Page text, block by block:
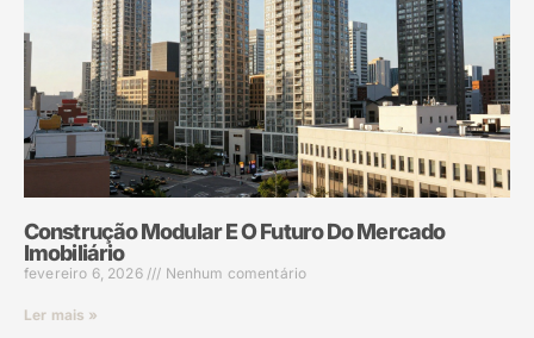
Construção Modular E O Futuro Do Mercado
Imobiliário
fevereiro 6, 2026 Nenhum comentário
Ler mais »